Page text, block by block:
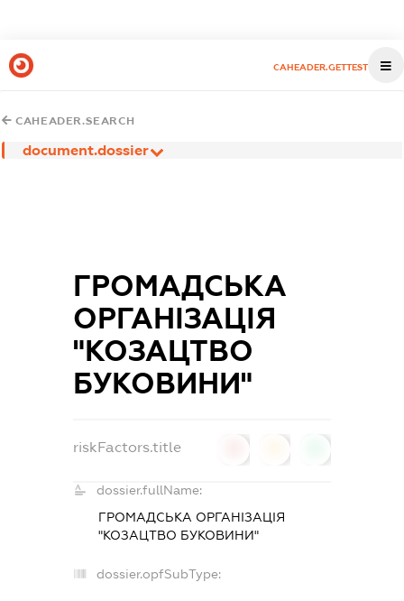
CAHEADER.GETTEST
CAHEADER.SEARCH
document.dossier
ГРОМАДСЬКА
ОРГАНІЗАЦІЯ
"КОЗАЦТВО
БУКОВИНИ"
riskFactors.title
dossier.fullName:
ГРОМАДСЬКА ОРГАНІЗАЦІЯ
"КОЗАЦТВО БУКОВИНИ"
dossier.opfSubType: